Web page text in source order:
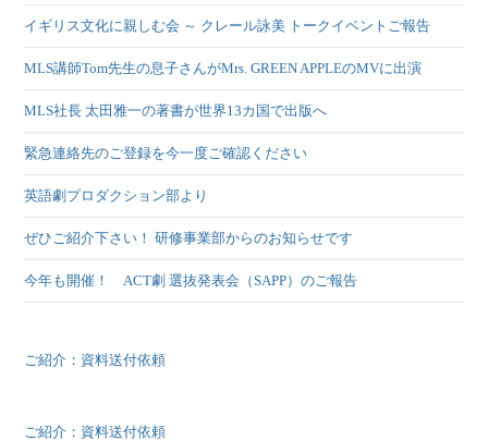
イギリス文化に親しむ会 ～ クレール詠美 トークイベントご報告
MLS講師Tom先生の息子さんがMrs. GREEN APPLEのMVに出演
MLS社長 太田雅一の著書が世界13カ国で出版へ
緊急連絡先のご登録を今一度ご確認ください
英語劇プロダクション部より
ぜひご紹介下さい！ 研修事業部からのお知らせです
今年も開催！ ACT劇 選抜発表会（SAPP）のご報告
ご紹介：資料送付依頼
ご紹介：資料送付依頼